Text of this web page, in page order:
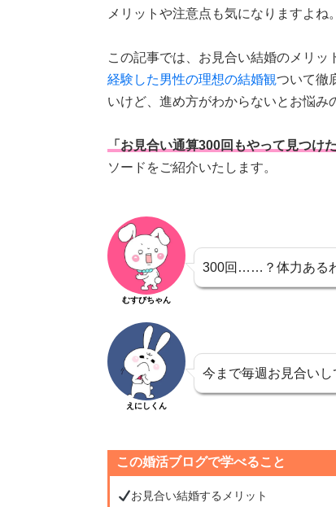
メリットや注意点も気になりますよね。
この記事では、お見合い結婚のメリッ
経験した男性の理想の結婚観ついて徹
いけど、進め方がわからないとお悩み
「お見合い通算300回もやって見つけ
ソードをご紹介いたします。
むすびちゃん
300回……？体力ある
えにしくん
今まで毎週お見合いし
この婚活ブログで学べること
お見合い結婚するメリット